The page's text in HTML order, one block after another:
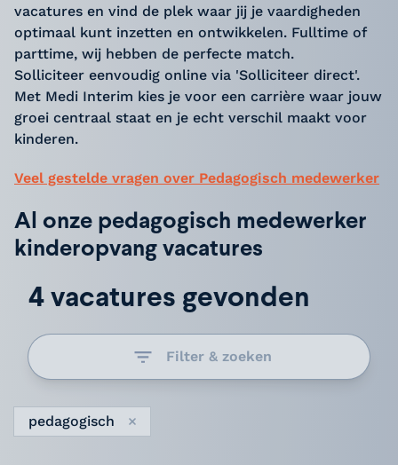
vacatures en vind de plek waar jij je vaardigheden
optimaal kunt inzetten en ontwikkelen. Fulltime of
parttime, wij hebben de perfecte match.
Solliciteer eenvoudig online via 'Solliciteer direct'.
Met Medi Interim kies je voor een carrière waar jouw
groei centraal staat en je echt verschil maakt voor
kinderen.
Veel gestelde vragen over Pedagogisch medewerker
Al onze pedagogisch medewerker
kinderopvang vacatures
4 vacatures gevonden
Filter & zoeken
pedagogisch
Verwijder